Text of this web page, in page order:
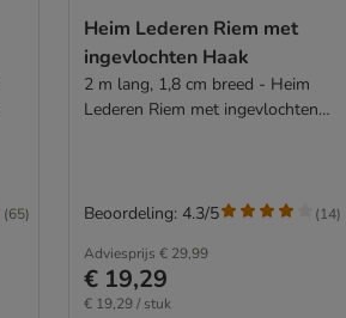
(65)
Heim Lederen Riem met
ingevlochten Haak
2 m lang, 1,8 cm breed - Heim
Lederen Riem met ingevlochten
Adviesprijs € 29,99
€ 19,29
€ 19,29 / stuk
Beoordeling: 4.3/5 (14)